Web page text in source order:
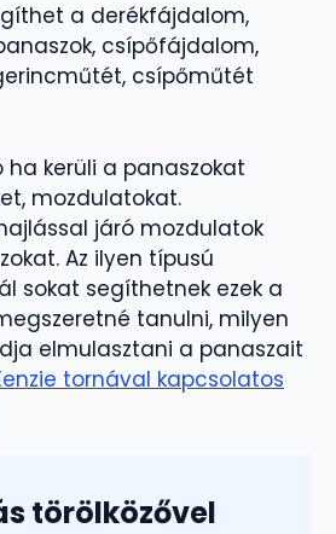
a derékfájdalom,
csípőfájdalom,
csípőműtét
ha kerüli a panaszokat
mozdulatokat.
járó mozdulatok
Az ilyen típusú
sokat segíthetnek ezek a
tanulni, milyen
elmulasztani a panaszait
tornával kapcsolatos
törölközővel